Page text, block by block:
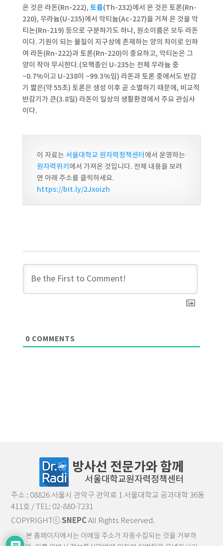
온 것은 라돈(Rn-222), 토륨(Th-232)에서 온 것은 토론(Rn-
220), 우라늄(U-235)에서 악티늄(Ac-227)을 거쳐 온 것을 악
티논(Rn-219) 등으로 구분하기도 하나, 원소이름은 모두 라돈
이다. 기원이 되는 물질이 지구상에 존재하는 양의 차이로 인하
여 라돈(Rn-222)과 토론(Rn-220)이 중요하고, 악티논은 그
양이 작아 무시한다.(모핵종인 U-235는 전체 우라늄 중
~0.7%이고 U-238이 ~99.3%임) 라돈과 토론 중에서도 반감
기 짧은(약 55초) 토론은 생성 이후 곧 소멸하기 때문에, 비교적
반감기가 큰(3.8일) 라돈이 일상의 생활환경에서 주요 관심사
이다.
이 자료는서울대학교 원자력정책센터에서 운영하는
원자력위키에서 가져온 것입니다. 전체 내용을 보려
면 아래 주소를 클릭하세요.
https://bit.ly/2Jxoizh
0 COMMENTS
주소 : 08826 서울시 관악구 관악로 1 서울대학교 공과대학 36동
411호 / TEL: 02-880-7231
COPYRIGHTⓒSNEPCAll Rights Reserved.
본 홈페이지에서는 이메일 주소가 자동수집되는 것을 거부하